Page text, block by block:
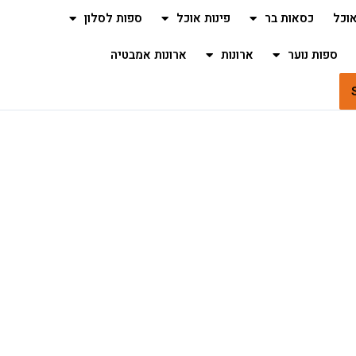
כסאות בר פינות אוכל ספות לסלון
ספות נוער ארונות ארונות אמבטיה